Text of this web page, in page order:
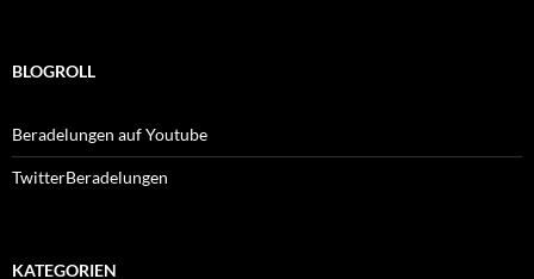
BLOGROLL
Beradelungen auf Youtube
TwitterBeradelungen
KATEGORIEN